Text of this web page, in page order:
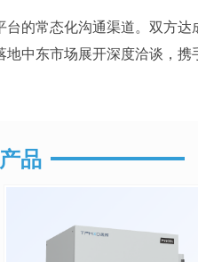
的常态化沟通渠道。双方达
中东市场展开深度洽谈，携
品